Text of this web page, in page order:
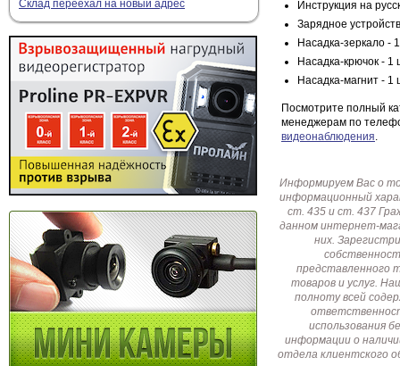
Склад переехал на новый адрес
Инструкция на
Зарядное
Насадка-зеркало -
Насадка-крючок - 1
Насадка-магнит - 1
Посмотрите полный
менеджерам по
видеонаблюдения.
Информируем Вас о
информационный
ст. 435 и ст. 437
данном интернет-
них.
представленного
товаров и услуг.
полноту всей
использования
информации о
отдела клиентского